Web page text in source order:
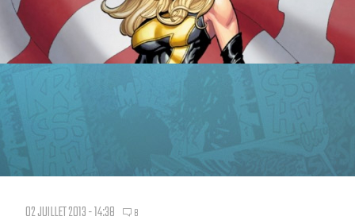
02 JUILLET 2013 - 14:38 8